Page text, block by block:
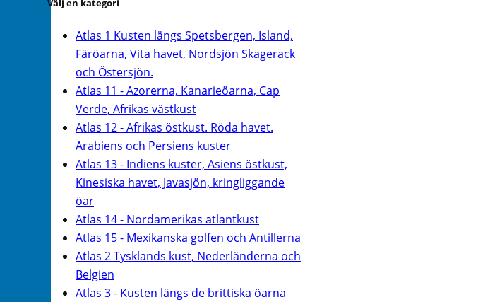
Välj en kategori
Atlas 1 Kusten längs Spetsbergen, Island,
Färöarna, Vita havet, Nordsjön Skagerack
och Östersjön.
Atlas 11 - Azorerna, Kanarieöarna, Cap
Verde, Afrikas västkust
Atlas 12 - Afrikas östkust. Röda havet.
Arabiens och Persiens kuster
Atlas 13 - Indiens kuster, Asiens östkust,
Kinesiska havet, Javasjön, kringliggande
öar
Atlas 14 - Nordamerikas atlantkust
Atlas 15 - Mexikanska golfen och Antillerna
Atlas 2 Tysklands kust, Nederländerna och
Belgien
Atlas 3 - Kusten längs de brittiska öarna